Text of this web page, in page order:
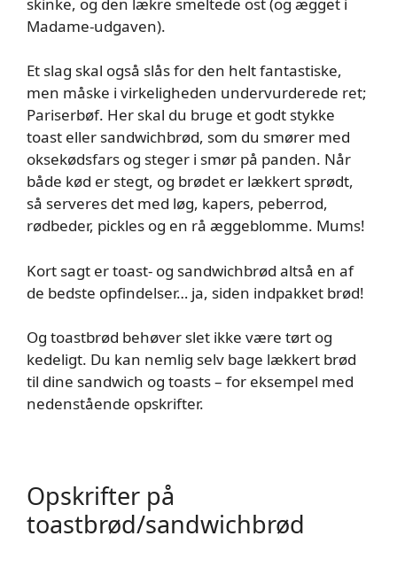
Madame-udgaven).
Et slag skal også slås for den helt fantastiske,
men måske i virkeligheden undervurderede ret;
Pariserbøf. Her skal du bruge et godt stykke
toast eller sandwichbrød, som du smører med
oksekødsfars og steger i smør på panden. Når
både kød er stegt, og brødet er lækkert sprødt,
så serveres det med løg, kapers, peberrod,
rødbeder, pickles og en rå æggeblomme. Mums!
Kort sagt er toast- og sandwichbrød altså en af
de bedste opfindelser… ja, siden indpakket brød!
Og toastbrød behøver slet ikke være tørt og
kedeligt. Du kan nemlig selv bage lækkert brød
til dine sandwich og toasts – for eksempel med
nedenstående opskrifter.
Opskrifter på
toastbrød/sandwichbrød